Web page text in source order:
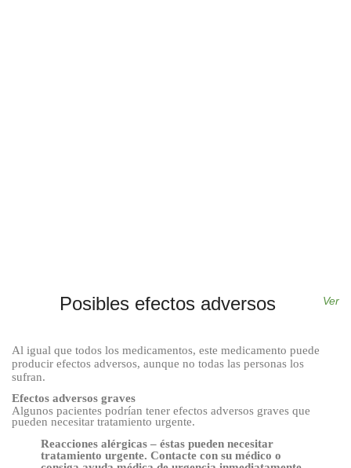
Ver
Posibles efectos adversos
Al igual que todos los medicamentos, este medicamento puede
producir efectos adversos, aunque no todas las personas los
sufran.
Efectos adversos graves
Algunos pacientes podrían tener efectos adversos graves que
pueden necesitar tratamiento urgente.
Reacciones alérgicas – éstas pueden necesitar
tratamiento urgente. Contacte con su médico o